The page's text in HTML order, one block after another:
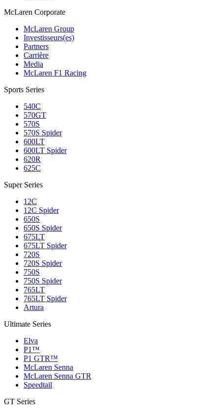
McLaren Corporate
McLaren Group
Investisseurs(es)
Partners
Carrière
Media
McLaren F1 Racing
Sports Series
540C
570GT
570S
570S Spider
600LT
600LT Spider
620R
625C
Super Series
12C
12C Spider
650S
650S Spider
675LT
675LT Spider
720S
720S Spider
750S
750S Spider
765LT
765LT Spider
Artura
Ultimate Series
Elva
P1™
P1 GTR™
McLaren Senna
McLaren Senna GTR
Speedtail
GT Series